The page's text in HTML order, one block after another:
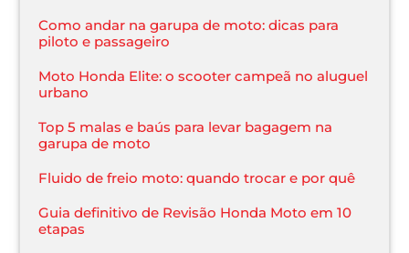
Como andar na garupa de moto: dicas para
piloto e passageiro
Moto Honda Elite: o scooter campeã no aluguel
urbano
Top 5 malas e baús para levar bagagem na
garupa de moto
Fluido de freio moto: quando trocar e por quê
Guia definitivo de Revisão Honda Moto em 10
etapas